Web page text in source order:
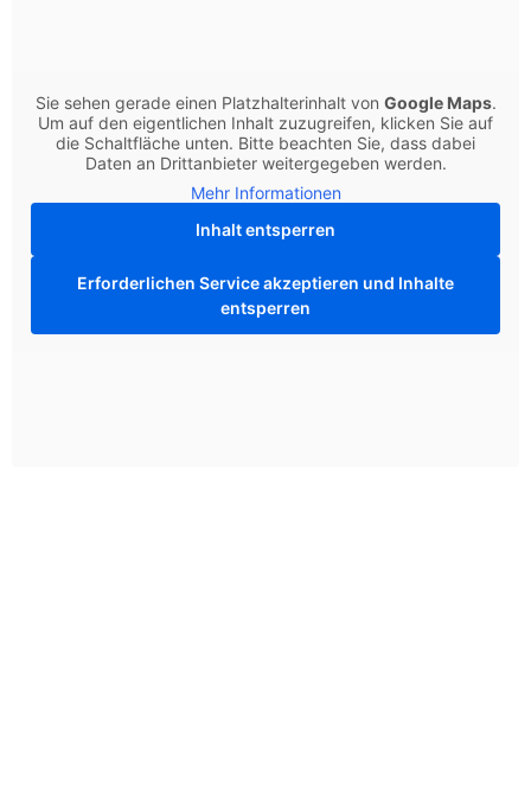
Sie sehen gerade einen Platzhalterinhalt von Google Maps.
Um auf den eigentlichen Inhalt zuzugreifen, klicken Sie auf
die Schaltfläche unten. Bitte beachten Sie, dass dabei
Daten an Drittanbieter weitergegeben werden.
Mehr Informationen
Inhalt entsperren
Erforderlichen Service akzeptieren und Inhalte
entsperren